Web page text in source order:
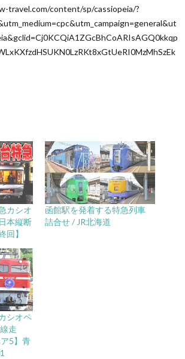
travel.com/content/sp/cassiopeia/?
カシオ
本縦断
回】
函館駅を発着する特急列車
詰合せ / JR北海道
シオペ
走
5】青